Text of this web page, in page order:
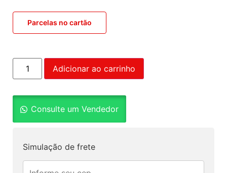
Parcelas no cartão
Adicionar ao carrinho
Consulte um Vendedor
Simulação de frete